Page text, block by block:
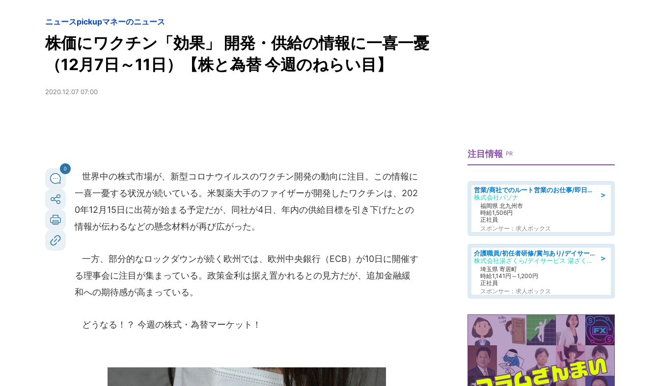
ニュースpickupマネーのニュース
株価にワクチン「効果」 開発・供給の情報に一喜一憂
（12月7日～11日）【株と為替 今週のねらい目】
2020.12.07 07:00
0
世界中の株式市場が、新型コロナウイルスのワクチン開発の動向に注目。この情報に
一喜一憂する状況が続いている。米製薬大手のファイザーが開発したワクチンは、202
0年12月15日に出荷が始まる予定だが、同社が4日、年内の供給目標を引き下げたとの
情報が伝わるなどの懸念材料が再び広がった。
一方、部分的なロックダウンが続く欧州では、欧州中央銀行（ECB）が10日に開催す
る理事会に注目が集まっている。政策金利は据え置かれるとの見方だが、追加金融緩
和への期待感が高まっている。
どうなる！？ 今週の株式・為替マーケット！
注目情報 PR
＞
営業/商社でのルート営業のお仕事/即日勤務可/車通勤可/営業
株式会社パソナ
福岡県 北九州市
時給1,506円
正社員
スポンサー：求人ボックス
＞
介護職員/初任者研修/賞与あり/デイサービスの介護職/日勤のみ
株式会社湯ざくら/デイサービス 湯ざくらケアリゾート
埼玉県 寄居町
時給1,141円～1,200円
正社員
スポンサー：求人ボックス